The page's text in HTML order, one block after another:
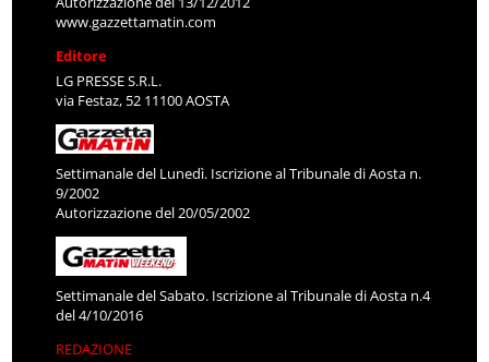
www.gazzettamatin.com
Editore
LG PRESSE S.R.L.
via Festaz, 52 11100 AOSTA
Settimanale del Lunedì. Iscrizione al Tribunale di Aosta n.
9/2002
Autorizzazione del 20/05/2002
Settimanale del Sabato. Iscrizione al Tribunale di Aosta n.4
del 4/10/2016
REDAZIONE